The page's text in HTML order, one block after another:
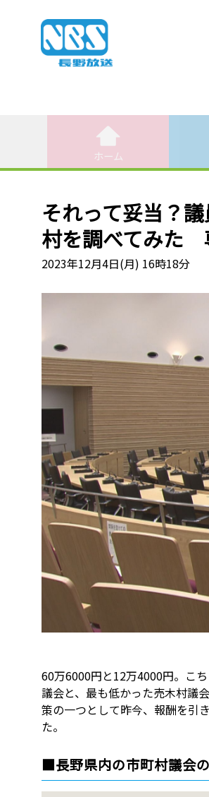
ホーム
それって妥当？
村を調べてみた
2023年12月4日(月) 16時18分
60万6000円と12万4000円。こ
議会と、最も低かった売木村議
策の一つとして昨今、報酬を引
た。
■長野県内の市町村議会